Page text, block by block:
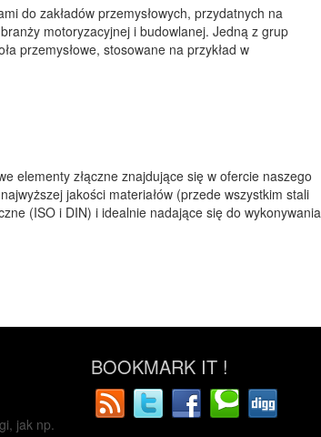
do zakładów przemysłowych, przydatnych na
motoryzacyjnej i budowlanej. Jedną z grup
przemysłowe, stosowane na przykład w
elementy złączne znajdujące się w ofercie naszego
jakości materiałów (przede wszystkim stali
(ISO i DIN) i idealnie nadające się do wykonywania
jak np.
BOOKMARK IT !